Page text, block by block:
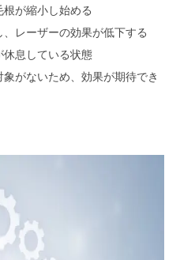
が縮小し始める
レーザーの効果が低下する
休息している状態
がないため、効果が期待でき